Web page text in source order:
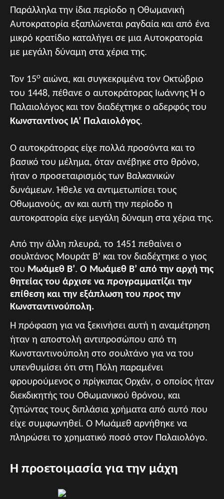
Παράλληλα την ίδια περίοδο η Οθωμανική
Αυτοκρατορία εξαπλώνεται ραγδαία και από ένα
μικρό κρατίδιο καταλήγει σε μια Αυτοκρατορία
με μεγάλη δύναμη στα χέρια της.
Τον 15ο αιώνα, και συγκεκριμένα τον Οκτώβριο
του 1448, πέθανε ο αυτοκράτορας Ιωάννης Ή ο
Παλαιολόγος και τον διαδέχτηκε ο αδερφός του
Κωνσταντίνος ΙΑ’ Παλαιολόγος.
Ο αυτοκράτορας είχε πολλά προσόντα και το
βασικό του μέλημα, όταν ανέβηκε στο θρόνο,
ήταν ο προσεταιρισμός των Βαλκανικών
δυνάμεων. Ήθελε να αντιμετωπίσει τους
Οθωμανούς, αν και αυτή την περίοδο η
αυτοκρατορία είχε μεγάλη δύναμη στα χέρια της.
Από την άλλη πλευρά, το 1451 πεθαίνει ο
σουλτάνος Μουράτ Β’ και τον διαδέχτηκε ο γιος
του Μωάμεθ Β’. Ο Μωάμεθ Β’ από την αρχή της
θητείας του άρχισε να προγραμματίζει την
επίθεση και την εξάπλωση του προς την
Κωνσταντινούπολη.
Η πρόφαση για να ξεκινήσει αυτή η αναμέτρηση
ήταν η αποστολή αντιπροσώπου από τη
Κωνσταντινούπολη στο σουλτάνο για να του
υπενθυμίσει ότι στη Πόλη παραμένει
φρουρούμενος ο πρίγκιπας Ορχάν, ο οποίος ήταν
διεκδικητής του Οθωμανικού θρόνου, και
ζητώντας τους διπλάσια χρήματα από αυτό που
είχε συμφωνηθεί. Ο Μωάμεθ αρνήθηκε να
πληρώσει το χρηματικό ποσό στον Παλαιολόγο.
Η προετοιμασία για την μάχη